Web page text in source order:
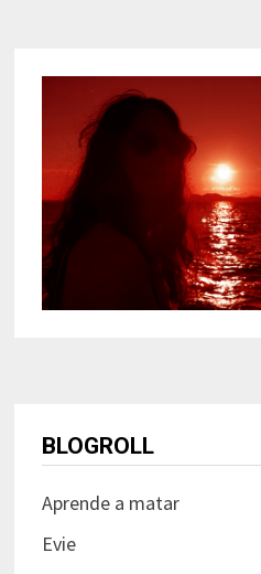
BLOGROLL
Aprende a matar
Evie